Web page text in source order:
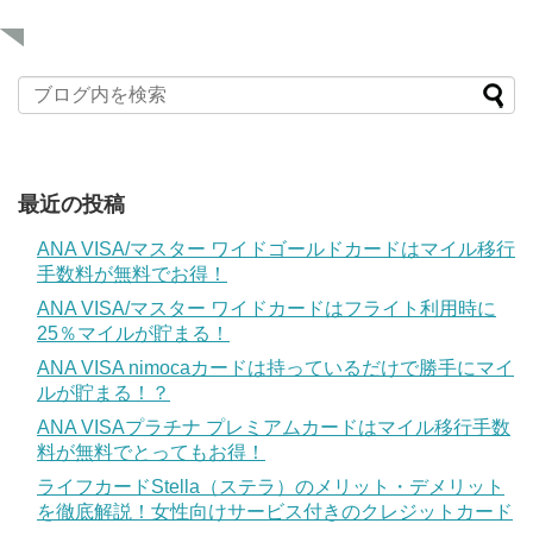
最近の投稿
ANA VISA/マスター ワイドゴールドカードはマイル移行
手数料が無料でお得！
ANA VISA/マスター ワイドカードはフライト利用時に
25％マイルが貯まる！
ANA VISA nimocaカードは持っているだけで勝手にマイ
ルが貯まる！？
ANA VISAプラチナ プレミアムカードはマイル移行手数
料が無料でとってもお得！
ライフカードStella（ステラ）のメリット・デメリット
を徹底解説！女性向けサービス付きのクレジットカード